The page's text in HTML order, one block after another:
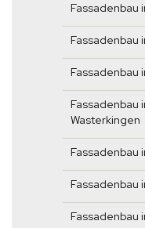
Fassadenbau
Fassadenbau
Fassadenbau
Fassadenbau
Wasterkingen
Fassadenbau
Fassadenbau
Fassadenbau